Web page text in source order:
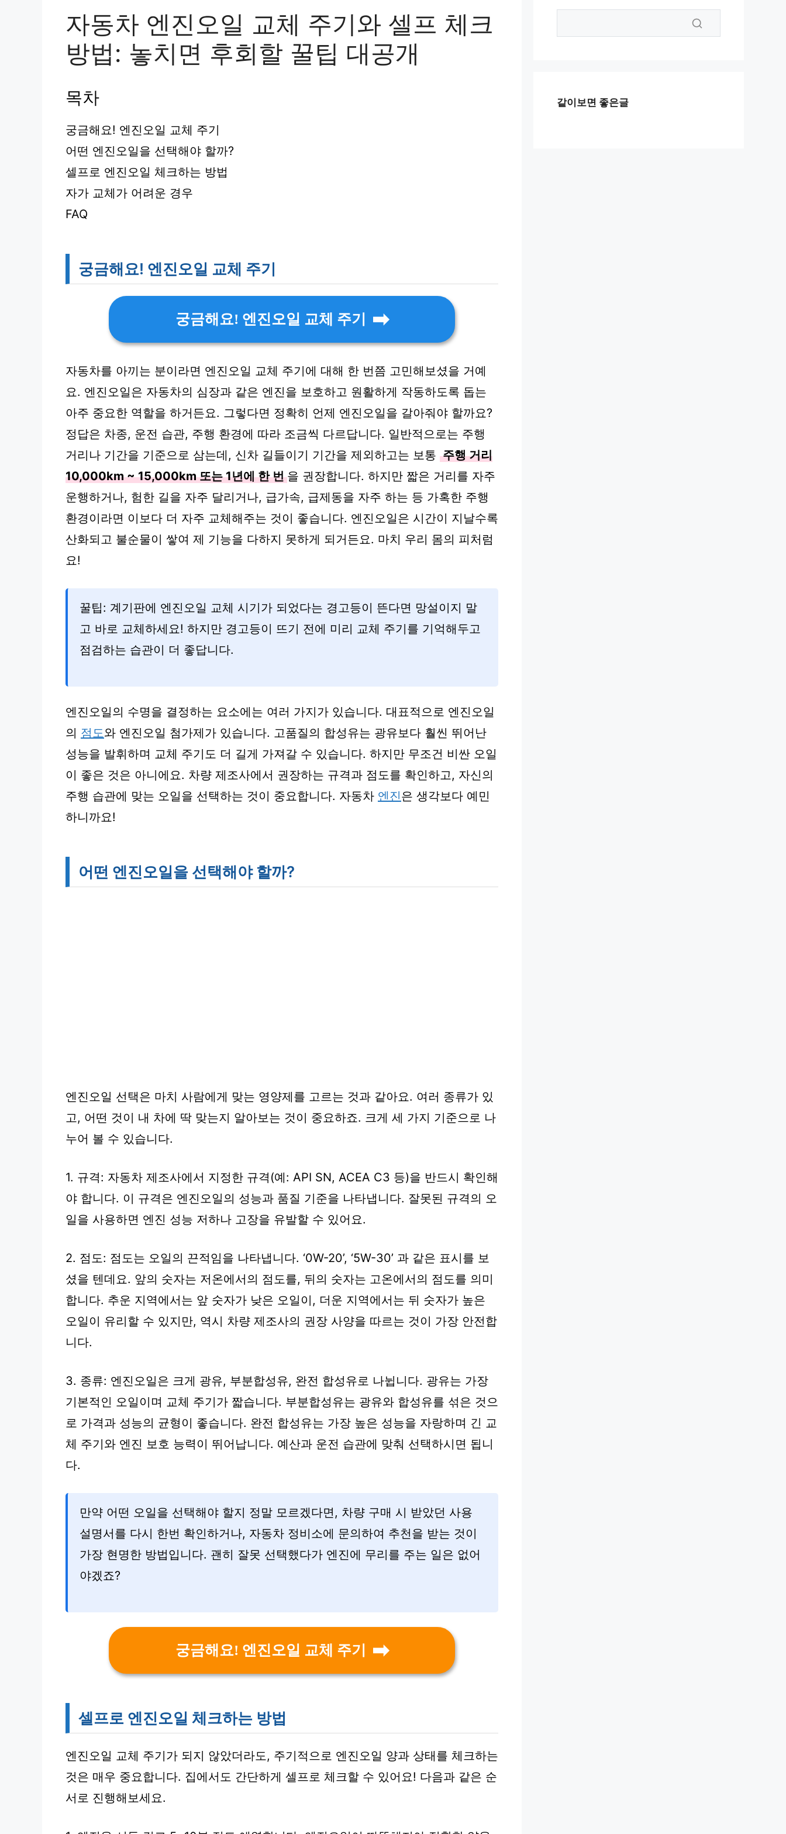
자동차 엔진오일 교체 주기와 셀프 체크
방법: 놓치면 후회할 꿀팁 대공개
목차
궁금해요! 엔진오일 교체 주기
어떤 엔진오일을 선택해야 할까?
셀프로 엔진오일 체크하는 방법
자가 교체가 어려운 경우
FAQ
궁금해요! 엔진오일 교체 주기
궁금해요! 엔진오일 교체 주기
자동차를 아끼는 분이라면 엔진오일 교체 주기에 대해 한 번쯤 고민해보셨을 거예
요. 엔진오일은 자동차의 심장과 같은 엔진을 보호하고 원활하게 작동하도록 돕는
아주 중요한 역할을 하거든요. 그렇다면 정확히 언제 엔진오일을 갈아줘야 할까요?
정답은 차종, 운전 습관, 주행 환경에 따라 조금씩 다르답니다. 일반적으로는 주행
거리나 기간을 기준으로 삼는데, 신차 길들이기 기간을 제외하고는 보통 주행 거리
10,000km ~ 15,000km 또는 1년에 한 번 을 권장합니다. 하지만 짧은 거리를 자주
운행하거나, 험한 길을 자주 달리거나, 급가속, 급제동을 자주 하는 등 가혹한 주행
환경이라면 이보다 더 자주 교체해주는 것이 좋습니다. 엔진오일은 시간이 지날수록
산화되고 불순물이 쌓여 제 기능을 다하지 못하게 되거든요. 마치 우리 몸의 피처럼
요!
꿀팁: 계기판에 엔진오일 교체 시기가 되었다는 경고등이 뜬다면 망설이지 말
고 바로 교체하세요! 하지만 경고등이 뜨기 전에 미리 교체 주기를 기억해두고
점검하는 습관이 더 좋답니다.
엔진오일의 수명을 결정하는 요소에는 여러 가지가 있습니다. 대표적으로 엔진오일
의 점도와 엔진오일 첨가제가 있습니다. 고품질의 합성유는 광유보다 훨씬 뛰어난
성능을 발휘하며 교체 주기도 더 길게 가져갈 수 있습니다. 하지만 무조건 비싼 오일
이 좋은 것은 아니에요. 차량 제조사에서 권장하는 규격과 점도를 확인하고, 자신의
주행 습관에 맞는 오일을 선택하는 것이 중요합니다. 자동차 엔진은 생각보다 예민
하니까요!
어떤 엔진오일을 선택해야 할까?
엔진오일 선택은 마치 사람에게 맞는 영양제를 고르는 것과 같아요. 여러 종류가 있
고, 어떤 것이 내 차에 딱 맞는지 알아보는 것이 중요하죠. 크게 세 가지 기준으로 나
누어 볼 수 있습니다.
1. 규격: 자동차 제조사에서 지정한 규격(예: API SN, ACEA C3 등)을 반드시 확인해
야 합니다. 이 규격은 엔진오일의 성능과 품질 기준을 나타냅니다. 잘못된 규격의 오
일을 사용하면 엔진 성능 저하나 고장을 유발할 수 있어요.
2. 점도: 점도는 오일의 끈적임을 나타냅니다. ‘0W-20’, ‘5W-30’ 과 같은 표시를 보
셨을 텐데요. 앞의 숫자는 저온에서의 점도를, 뒤의 숫자는 고온에서의 점도를 의미
합니다. 추운 지역에서는 앞 숫자가 낮은 오일이, 더운 지역에서는 뒤 숫자가 높은
오일이 유리할 수 있지만, 역시 차량 제조사의 권장 사양을 따르는 것이 가장 안전합
니다.
3. 종류: 엔진오일은 크게 광유, 부분합성유, 완전 합성유로 나뉩니다. 광유는 가장
기본적인 오일이며 교체 주기가 짧습니다. 부분합성유는 광유와 합성유를 섞은 것으
로 가격과 성능의 균형이 좋습니다. 완전 합성유는 가장 높은 성능을 자랑하며 긴 교
체 주기와 엔진 보호 능력이 뛰어납니다. 예산과 운전 습관에 맞춰 선택하시면 됩니
다.
만약 어떤 오일을 선택해야 할지 정말 모르겠다면, 차량 구매 시 받았던 사용
설명서를 다시 한번 확인하거나, 자동차 정비소에 문의하여 추천을 받는 것이
가장 현명한 방법입니다. 괜히 잘못 선택했다가 엔진에 무리를 주는 일은 없어
야겠죠?
궁금해요! 엔진오일 교체 주기
셀프로 엔진오일 체크하는 방법
엔진오일 교체 주기가 되지 않았더라도, 주기적으로 엔진오일 양과 상태를 체크하는
것은 매우 중요합니다. 집에서도 간단하게 셀프로 체크할 수 있어요! 다음과 같은 순
서로 진행해보세요.
같이보면 좋은글